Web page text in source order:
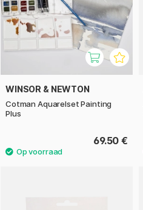
WINSOR & NEWTON
Cotman Aquarelset Painting
Plus
69.50 €